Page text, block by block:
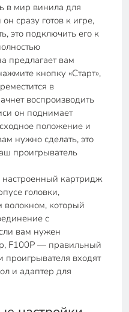
в мир винила для
сразу готов к игре,
это подключить его к
предлагает вам
кнопку «Старт»,
в
воспроизводить
он поднимает
положение и
нужно сделать, это
проигрыватель
настроенный картридж
головки,
который
с
вам нужен
F100P — правильный
проигрывателя входят
и адаптер для